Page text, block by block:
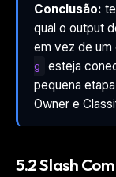
Conclusão:
qual o output
em vez de um
g
esteja
pequena
Owner e
5.2 Slash